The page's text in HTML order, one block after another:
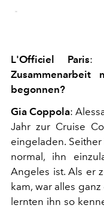
L'Officiel Paris:
begonnen?
Gia Coppola:
Jahr zur Cruise
eingeladen.
normal, ihn
Angeles ist. Als er
kam, war alles
lernten ihn so